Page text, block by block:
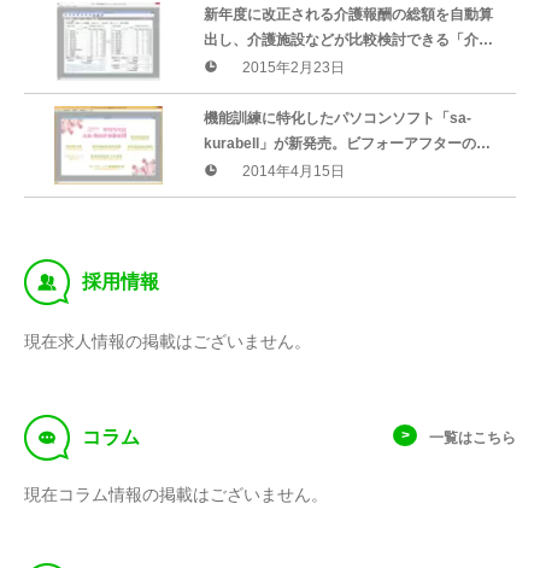
新年度に改正される介護報酬の総額を自動算
出し、介護施設などが比較検討できる「介護
報酬シミュレーションソフト（平成27年度
版）」を2月23日より提供開始
2015年2月23日
機能訓練に特化したパソコンソフト「sa-
kurabell」が新発売。ビフォーアフターの比
較動画を作成し改善効果を視覚的に伝えるこ
とが出来るソフトウェアです。
2014年4月15日
‰ 採用情報
現在求人情報の掲載はございません。
f コラム 一覧はこちら
現在コラム情報の掲載はございません。